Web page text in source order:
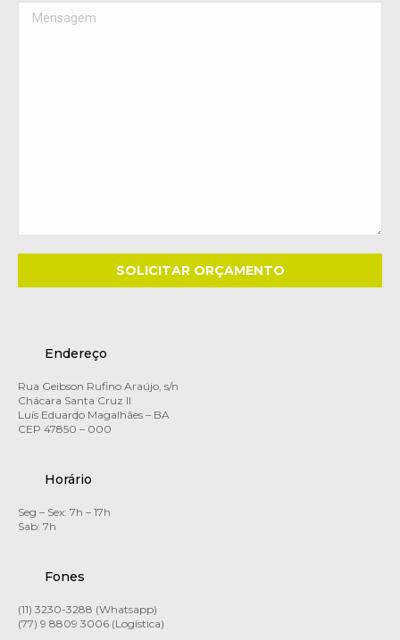
Endereço
Rua Geibson Rufino Araújo, s/n
Chácara Santa Cruz II
Luís Eduardo Magalhães – BA
CEP 47850 – 000
Horário
Seg – Sex: 7h – 17h
Sab: 7h
Fones
(11) 3230-3288 (Whatsapp)
(77) 9 8809 3006 (Logística)